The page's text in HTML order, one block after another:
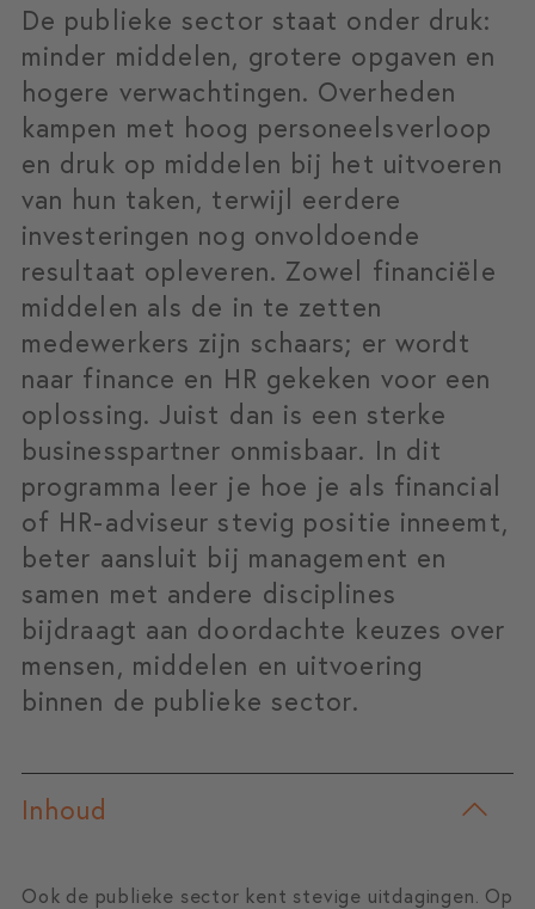
De publieke sector staat onder druk:
minder middelen, grotere opgaven en
hogere verwachtingen. Overheden
kampen met hoog personeelsverloop
en druk op middelen bij het uitvoeren
van hun taken, terwijl eerdere
investeringen nog onvoldoende
resultaat opleveren. Zowel financiële
middelen als de in te zetten
medewerkers zijn schaars; er wordt
naar finance en HR gekeken voor een
oplossing. Juist dan is een sterke
businesspartner onmisbaar. In dit
programma leer je hoe je als financial
of HR-adviseur stevig positie inneemt,
beter aansluit bij management en
samen met andere disciplines
bijdraagt aan doordachte keuzes over
mensen, middelen en uitvoering
binnen de publieke sector.
Inhoud
Ook de publieke sector kent stevige uitdagingen. Op